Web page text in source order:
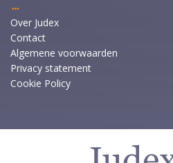
Over Judex
Contact
Algemene voorwaarden
Privacy statement
Cookie Policy